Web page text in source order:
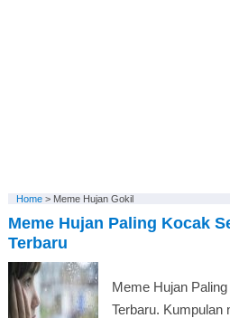
Home> Meme Hujan Gokil
Meme Hujan Paling Kocak
Terbaru
Meme Hujan
Terbaru. Kumpulan